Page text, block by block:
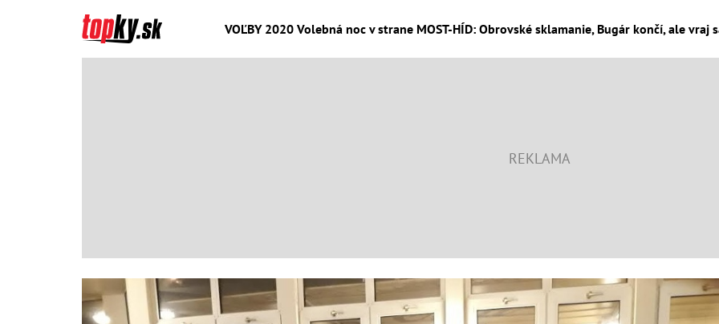
VOĽBY 2020 Volebná noc v strane MOST-HÍD: Obrovské sklamanie, Bugár končí, ale